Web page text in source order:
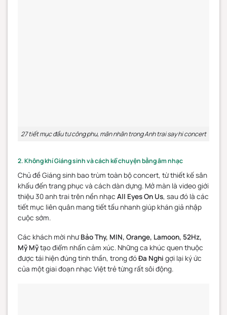
27 tiết mục đầu tư công phu, mãn nhãn trong Anh trai say hi concert
2. Không khí Giáng sinh và cách kể chuyện bằng âm nhạc
Chủ đề Giáng sinh bao trùm toàn bộ concert, từ thiết kế sân
khấu đến trang phục và cách dàn dựng. Mở màn là video giới
thiệu 30 anh trai trên nền nhạcAll Eyes On Us, sau đó là các
tiết mục liên quân mang tiết tấu nhanh giúp khán giả nhập
cuộc sớm.
Các khách mời nhưBảo Thy, MIN, Orange, Lamoon, 52Hz,
Mỹ Mỹtạo điểm nhấn cảm xúc. Những ca khúc quen thuộc
được tái hiện đúng tinh thần, trong đóĐa Nghi gợi lại ký ức
của một giai đoạn nhạc Việt trẻ từng rất sôi động.